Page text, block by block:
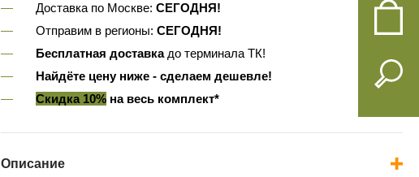
Доставка по Москве: СЕГОДНЯ!
Отправим в регионы: СЕГОДНЯ!
Бесплатная доставкадо терминала ТК!
Найдёте цену ниже - сделаем дешевле!
Скидка 10%на весь комплект*
Описание